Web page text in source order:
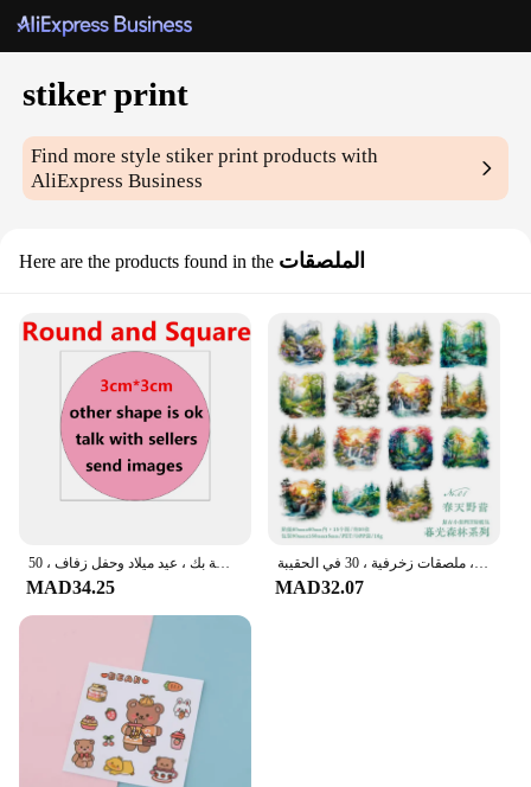
stiker print
Find more stylestiker print products with
AliExpress Business
Here are the products found in the الملصقات
ملصقات مخصصة مع شعار الشركة ، ملصقات شخصية ، مقاومة للماء وتصميم الملصقات الخاصة بك ، عيد ميلاد وحفل زفاف ، 50 *
MAD34.25
حقيبة ملصقات شفافة ، سلسلة غابة الشفق ، المناظر الطبيعية الفنية ، سجل القصاصات ، دفتر الخردة ، مذكرات ، ملصقات زخرفية ، 30 في الحقيبة
MAD32.07